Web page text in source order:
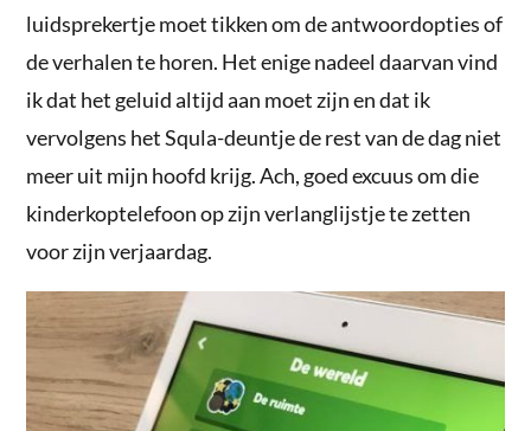
luidsprekertje moet tikken om de antwoordopties of
de verhalen te horen. Het enige nadeel daarvan vind
ik dat het geluid altijd aan moet zijn en dat ik
vervolgens het Squla-deuntje de rest van de dag niet
meer uit mijn hoofd krijg. Ach, goed excuus om die
kinderkoptelefoon op zijn verlanglijstje te zetten
voor zijn verjaardag.